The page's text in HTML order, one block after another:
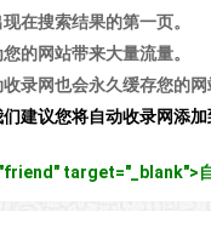
在搜索结果的第一页。
的网站带来大量流量。
录网也会永久缓存您的
建议您将自动收录网添
target="_blank">